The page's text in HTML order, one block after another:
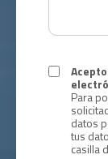
Para
datos
tus
casilla